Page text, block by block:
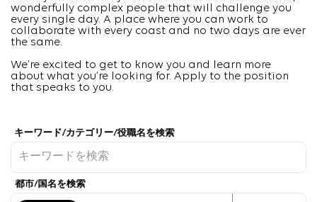
wonderfully complex people that will challenge you
every single day. A place where you can work to
collaborate with every coast and no two days are ever
the same.
We’re excited to get to know you and learn more
about what you’re looking for. Apply to the position
that speaks to you.